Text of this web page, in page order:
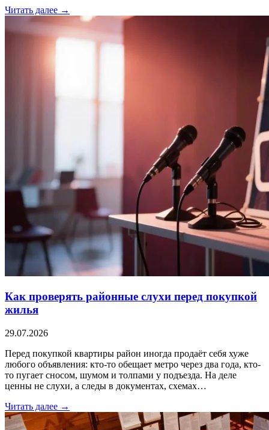
Читать далее →
Как проверять районные слухи перед покупкой
жилья
29.07.2026
Перед покупкой квартиры район иногда продаёт себя хуже
любого объявления: кто-то обещает метро через два года, кто-
то пугает сносом, шумом и толпами у подъезда. На деле
ценны не слухи, а следы в документах, схемах…
Читать далее →